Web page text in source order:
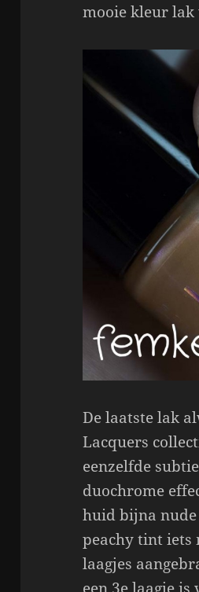
mooie kleur lak
De laatste lak
Lacquers
eenzelfde
duochrome
huid bijna nude
peachy tint iets
laagjes